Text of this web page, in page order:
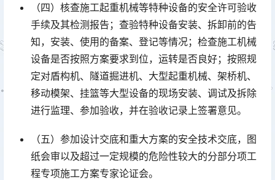
（四）核查施工起重机械等特种设备的安全许可验收
手续及其检测报告；查验特种设备安装、拆卸前的告
知，安装、使用的备案、登记等情况；检查施工机械
设备是否按照方案要求到位，运转是否良好；按照规
定对盾构机、隧道掘进机、大型起重机械、架桥机、
移动模架、挂篮等大型设备的现场安装、调试及拆除
进行监理、参加验收，并在验收记录上签署意见。󠅅󠅃󠄵󠅂󠄪󠇖󠆨󠆨󠇕󠆞󠆒󠅬󠇘󠆭󠆘󠇙󠆝󠅵󠇗󠆭󠆁󠄐󠇗󠅹󠅸󠇖󠆍󠅳󠇖󠅹󠅰󠇖󠆌󠅹
（五）参加设计交底和重大方案的安全技术交底，图
纸会审以及超过一定规模的危险性较大的分部分项工
程专项施工方案专家论证会。